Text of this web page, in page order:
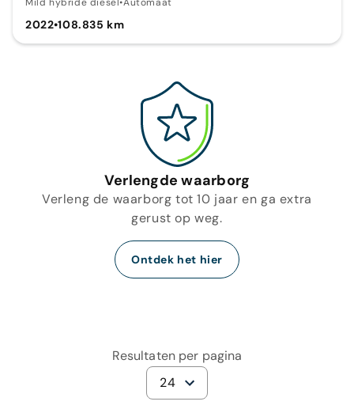
2022•108.835 km
Verlengde waarborg
Verleng de waarborg tot 10 jaar en ga extra
gerust op weg.
Ontdek het hier
Resultaten per pagina
24